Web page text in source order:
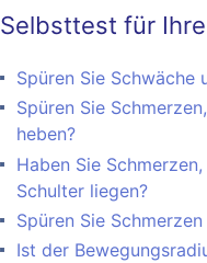
Selbsttest für
Spüren Sie Schwäche
Spüren Sie
heben?
Haben Sie
Schulter liegen?
Spüren Sie
Ist der